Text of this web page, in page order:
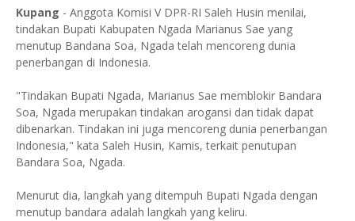
Kupang - Anggota Komisi V DPR-RI Saleh Husin menilai,
tindakan Bupati Kabupaten Ngada Marianus Sae yang
menutup Bandana Soa, Ngada telah mencoreng dunia
penerbangan di Indonesia.
"Tindakan Bupati Ngada, Marianus Sae memblokir Bandara
Soa, Ngada merupakan tindakan arogansi dan tidak dapat
dibenarkan. Tindakan ini juga mencoreng dunia penerbangan
Indonesia," kata Saleh Husin, Kamis, terkait penutupan
Bandara Soa, Ngada.
Menurut dia, langkah yang ditempuh Bupati Ngada dengan
menutup bandara adalah langkah yang keliru.